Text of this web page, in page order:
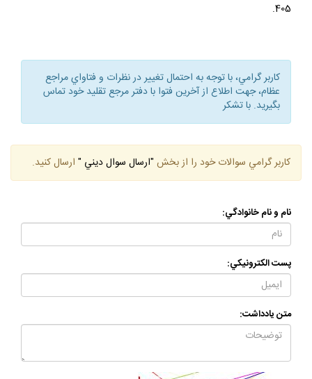
405.
كاربر گرامي، با توجه به احتمال تغيير در نظرات و فتاواي مراجع
عظام، جهت اطلاع از آخرين فتوا با دفتر مرجع تقليد خود تماس
بگيريد. با تشكر
كاربر گرامي سوالات خود را از بخش "ارسال سوال ديني " ارسال كنيد.
نام و نام خانوادگي:
پست الكترونيكي:
متن يادداشت: